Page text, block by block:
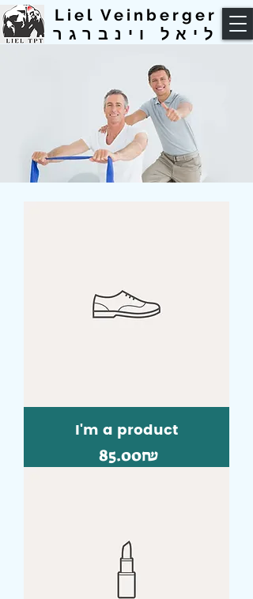
Liel Veinberger
ליאל וינברגר
I'm a product
Price ‏85.00 ‏₪